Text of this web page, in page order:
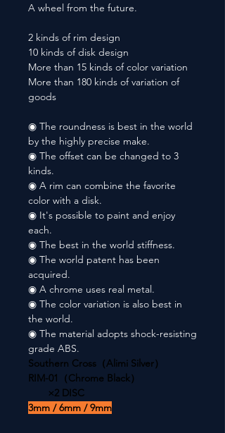
A wheel from the future.
2 kinds of rim design
10 kinds of disk design
More than 15 kinds of color variation
More than 180 kinds of variation of
goods
◉ The roundness is best in the world
by the highly precise make.
◉ The offset can be changed to 3
kinds.
◉ A rim can combine the favorite
color with a disk.
◉ It's possible to paint and enjoy
each.
◉ The best in the world stiffness.
◉ The world patent has been
acquired.
◉ A chrome uses real metal.
◉ The color variation is also best in
the world.
◉ The material adopts shock-resisting
grade ABS.
Southern Cross（Alimi Silver）
RIM-01（Chrome Black）
×2 DISC
3mm / 6mm / 9mm